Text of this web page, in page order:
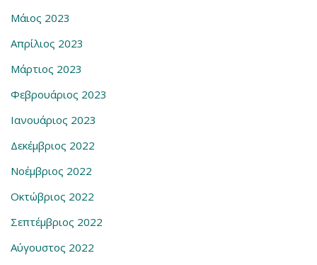
Μάιος 2023
Απρίλιος 2023
Μάρτιος 2023
Φεβρουάριος 2023
Ιανουάριος 2023
Δεκέμβριος 2022
Νοέμβριος 2022
Οκτώβριος 2022
Σεπτέμβριος 2022
Αύγουστος 2022